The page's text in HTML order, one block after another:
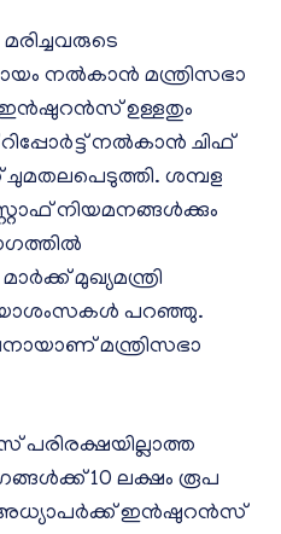
നല്‍കാന്‍ മന്ത്രിസഭാ
ഇന്‍ഷുറന്‍സ് ഉള്ളതും
നല്‍കാന്‍ ചിഫ്
ചുമതലപെടുത്തി. ശമ്പള
നിയമനങ്ങള്‍ക്കും
മുഖ്യമന്ത്രി
പറഞ്ഞു.
മന്ത്രിസഭാ
10 ലക്ഷം രൂപ
അധ്യാപര്‍ക്ക് ഇന്‍ഷുറന്‍സ്